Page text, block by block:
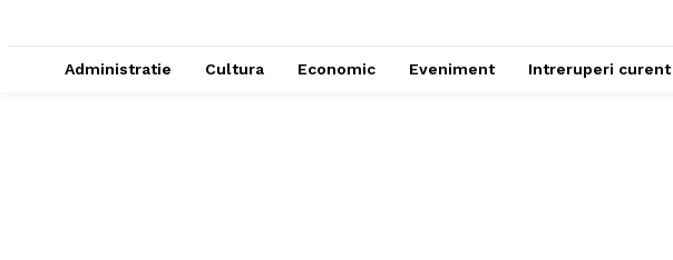
Administratie Cultura Economic Eveniment Intreruperi curent